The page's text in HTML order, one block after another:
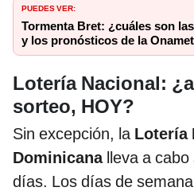
PUEDES VER:
Tormenta Bret: ¿cuáles son
y los pronósticos de la
Lotería Nacional:
sorteo, HOY?
Sin excepción, la Lotería
Dominicanalleva a cabo
días. Los días de